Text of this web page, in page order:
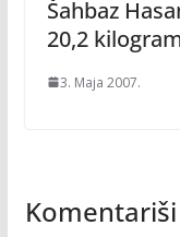
Šahbaz
20,2
3. Maja 2007.
Komentariši